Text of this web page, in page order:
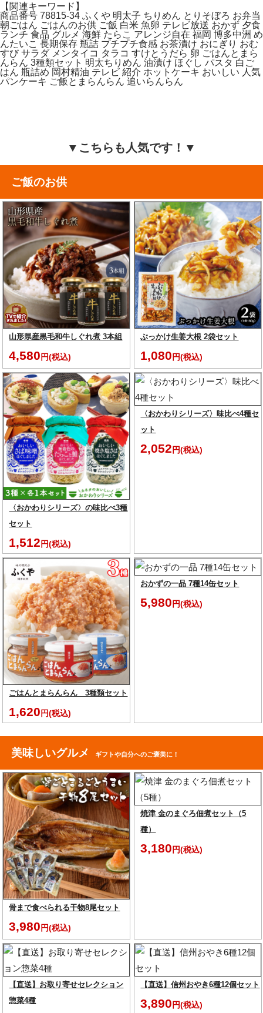
【関連キーワード】
商品番号 78815-34 ふくや 明太子 ちりめん とりそぼろ お弁当
朝ごはん ごはんのお供 ご飯 白米 魚卵 テレビ放送 おかず 夕食
ランチ 食品 グルメ 海鮮 たらこ アレンジ自在 福岡 博多中洲 め
んたいこ 長期保存 瓶詰 プチプチ食感 お茶漬け おにぎり おむ
すび サラダ メンタイコ タラコ すけとうだら 卵 ごはんとまら
んらん 3種類セット 明太ちりめん 油漬け ほぐし パスタ 白ご
はん 瓶詰め 岡村精油 テレビ 紹介 ホットケーキ おいしい 人気
パンケーキ ご飯とまらんらん 追いらんらん
▼こちらも人気です！▼
ご飯のお供
山形県産黒毛和牛しぐれ煮 3本組
4,580円(税込)
ぶっかけ生姜大根 2袋セット
1,080円(税込)
〈おかわりシリーズ〉の味比べ3種
セット
1,512円(税込)
〈おかわりシリーズ〉味比べ4種セ
ット
2,052 円(税込)
ごはんとまらんらん 3種類セット
1,620円(税込)
おかずの一品 7種14缶セット
5,980 円(税込)
美味しいグルメ ギフトや自分へのご褒美に！
骨まで食べられる干物8尾セット
3,980円(税込)
焼津 金のまぐろ佃煮セット（5
種）
3,180 円(税込)
【直送】お取り寄せセレクション
惣菜4種
【直送】信州おやき6種12個セット
3,890 円(税込)